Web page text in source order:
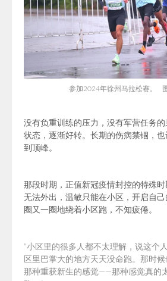
参加2024年徐州马拉松赛。
没有负重训练的压力，没有军营任务
状态，逐渐好转。长期的伤病禁锢，
到顶峰。
那段时期，正值新冠疫情封控的特殊时
无法外出，温敏只能在小区，开启自己
圈又一圈地绕着小区跑，不知疲倦。
“小区里的很多人都不太理解，说这个
区里巴掌大的地方天天没命跑。那时
那种重获新生的感觉——那种感觉真的